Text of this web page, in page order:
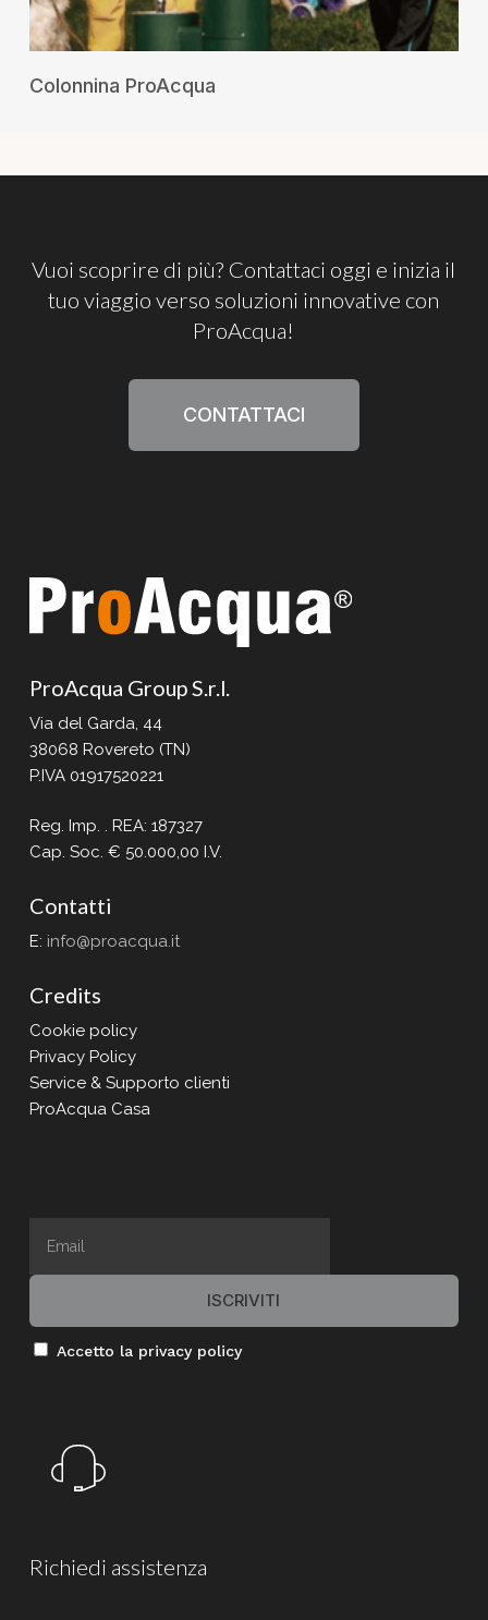
Colonnina ProAcqua
Vuoi scoprire di più? Contattaci oggi e inizia il
tuo viaggio verso soluzioni innovative con
ProAcqua!
CONTATTACI
ProAcqua Group S.r.l.
Via del Garda, 44
38068 Rovereto (TN)
P.IVA 01917520221
Reg. Imp. . REA: 187327
Cap. Soc. € 50.000,00 I.V.
Contatti
E: info@proacqua.it
Credits
Cookie policy
Privacy Policy
Service & Supporto clienti
ProAcqua Casa
Accetto la privacy policy
Richiedi assistenza